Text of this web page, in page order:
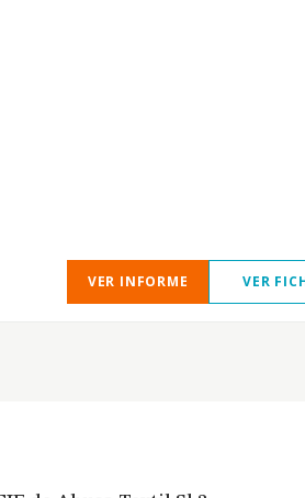
VER INFORME VER